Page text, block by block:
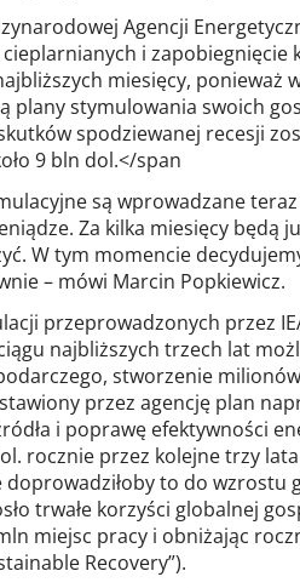
Agencji
i
miesięcy, ponieważ
plany stymulowania swoich
spodziewanej recesji
9 bln dol.</span
są wprowadzane
Za kilka miesięcy będą
W tym momencie
– mówi Marcin Popkiewicz.
przeprowadzonych przez
najbliższych trzech lat
stworzenie
przez agencję plan
i poprawę efektywności
rocznie przez kolejne trzy
doprowadziłoby to do wzrostu
trwałe korzyści globalnej
miejsc pracy i obniżając
Recovery”).